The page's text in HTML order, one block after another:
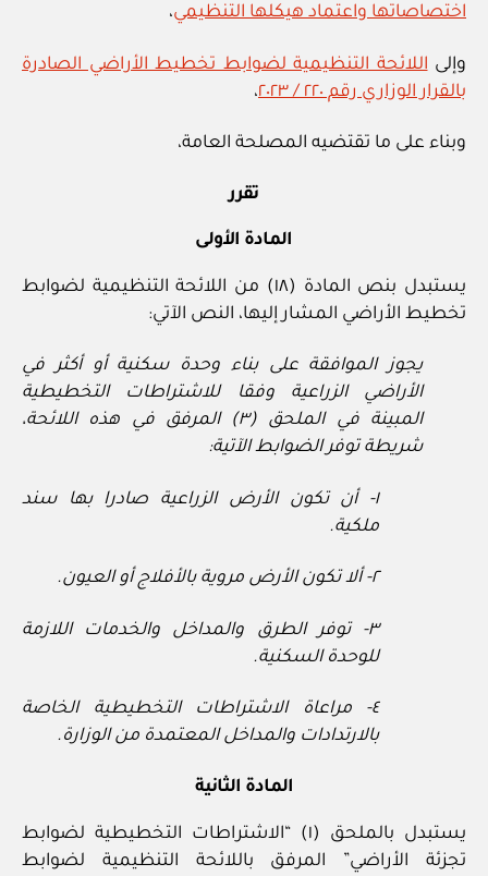
اختصاصاتها واعتماد هيكلها التنظيمي،
وإلى اللائحة التنظيمية لضوابط تخطيط الأراضي الصادرة
بالقرار الوزاري رقم ٢٢٠ / ٢٠٢٣
،
وبناء على ما تقتضيه المصلحة العامة،
تقرر
المادة الأولى
يستبدل بنص المادة (١٨) من اللائحة التنظيمية لضوابط
تخطيط الأراضي المشار إليها، النص الآتي:
يجوز الموافقة على بناء وحدة سكنية أو أكثر في
الأراضي الزراعية وفقا للاشتراطات التخطيطية
المبينة في الملحق (٣) المرفق في هذه اللائحة،
شريطة توفر الضوابط الآتية:
١- أن تكون الأرض الزراعية صادرا بها سند
ملكية.
٢- ألا تكون الأرض مروية بالأفلاج أو العيون.
٣- توفر الطرق والمداخل والخدمات اللازمة
للوحدة السكنية.
٤- مراعاة الاشتراطات التخطيطية الخاصة
بالارتدادات والمداخل المعتمدة من الوزارة.
المادة الثانية
يستبدل بالملحق (١) “الاشتراطات التخطيطية لضوابط
تجزئة الأراضي” المرفق باللائحة التنظيمية لضوابط